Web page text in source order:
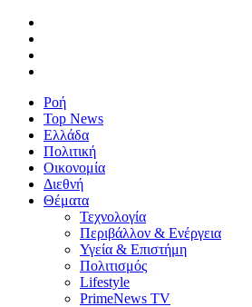
Ροή
Top News
Ελλάδα
Πολιτική
Οικονομία
Διεθνή
Θέματα
Τεχνολογία
Περιβάλλον & Ενέργεια
Υγεία & Επιστήμη
Πολιτισμός
Lifestyle
PrimeNews TV